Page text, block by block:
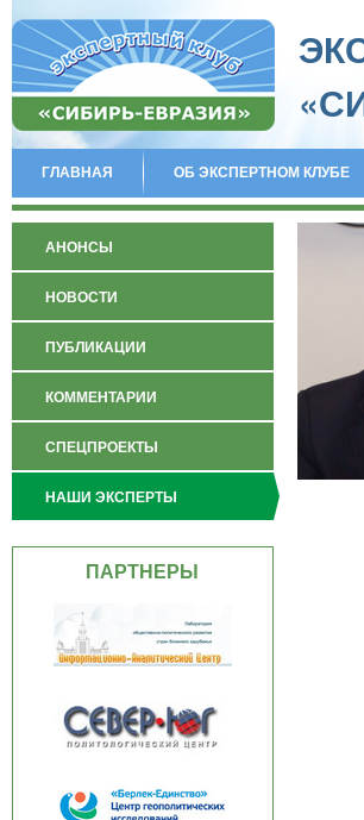
ГЛАВНАЯ ОБ ЭКСПЕРТНОМ КЛУБЕ
АНОНСЫ
НОВОСТИ
ПУБЛИКАЦИИ
КОММЕНТАРИИ
СПЕЦПРОЕКТЫ
НАШИ ЭКСПЕРТЫ
ПАРТНЕРЫ